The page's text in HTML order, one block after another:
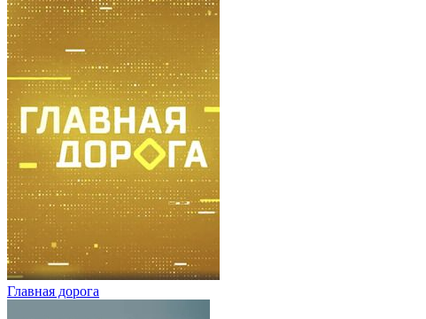
Главная дорога